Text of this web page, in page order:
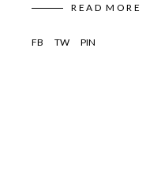
READ MORE
FB TW PIN